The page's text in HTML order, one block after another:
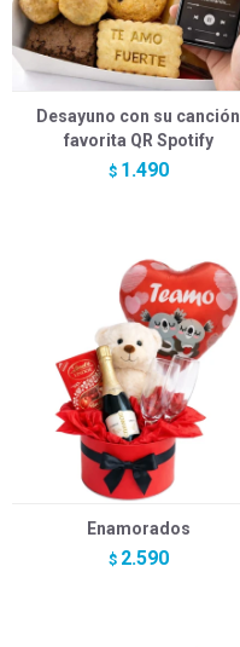
Desayuno con su canción
favorita QR Spotify
$ 1.490
Enamorados
$ 2.590